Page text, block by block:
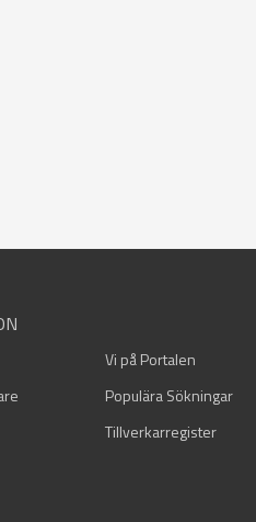
Vi på Portalen
Populära Sökningar
Tillverkarregister